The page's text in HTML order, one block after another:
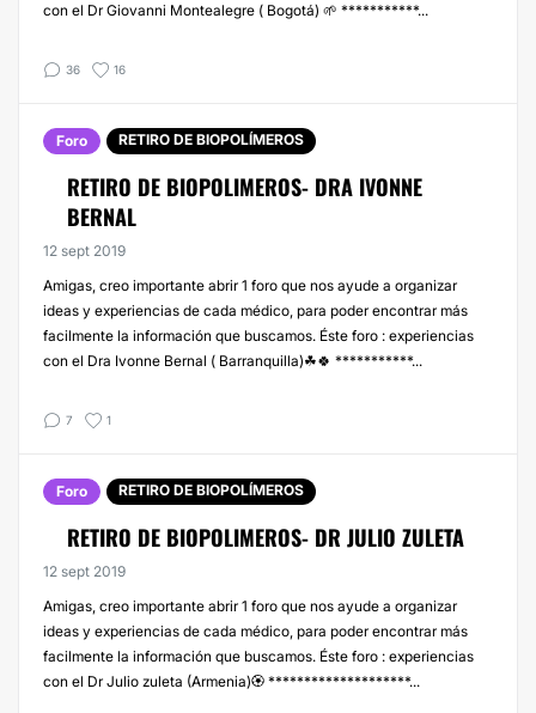
con el Dr Giovanni Montealegre ( Bogotá) 🌱 ***********...
36 16
Foro RETIRO DE BIOPOLÍMEROS
RETIRO DE BIOPOLIMEROS- DRA IVONNE
BERNAL
12 sept 2019
Amigas, creo importante abrir 1 foro que nos ayude a organizar
ideas y experiencias de cada médico, para poder encontrar más
facilmente la información que buscamos. Éste foro : experiencias
con el Dra Ivonne Bernal ( Barranquilla)☘🍀 ***********...
7 1
Foro RETIRO DE BIOPOLÍMEROS
RETIRO DE BIOPOLIMEROS- DR JULIO ZULETA
12 sept 2019
Amigas, creo importante abrir 1 foro que nos ayude a organizar
ideas y experiencias de cada médico, para poder encontrar más
facilmente la información que buscamos. Éste foro : experiencias
con el Dr Julio zuleta (Armenia)🏵 ********************...